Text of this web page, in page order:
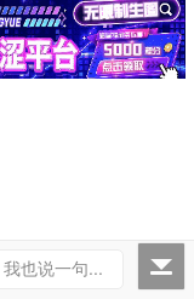
我也说一句...